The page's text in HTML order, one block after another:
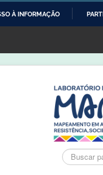
À INFORMAÇÃO
Busca